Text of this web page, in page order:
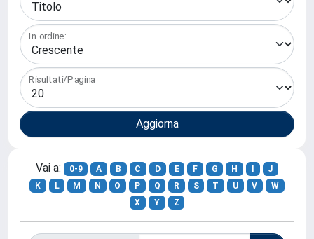
In ordine:
Risultati/Pagina
Vai a: 0-9 A B C D E F G H
J
K
L M N O P Q R S T U V
W
X
Y Z